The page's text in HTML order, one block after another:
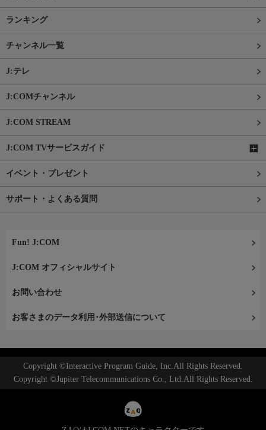
ランキング
チャンネル一覧
J:テレ
J:COMチャンネル
J:COM STREAM
J:COM TVサービスガイド
イベント・プレゼント
サポート・よくある質問
Fun! J:COM
J:COM オフィシャルサイト
お問い合わせ
お客さまのデータ利用･外部送信について
Copyright ©Interactive Program Guide, Inc.All Rights Reserved.
Copyright ©Jupiter Telecommunications Co., Ltd.All Rights Reserved.